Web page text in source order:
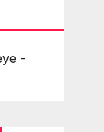
-